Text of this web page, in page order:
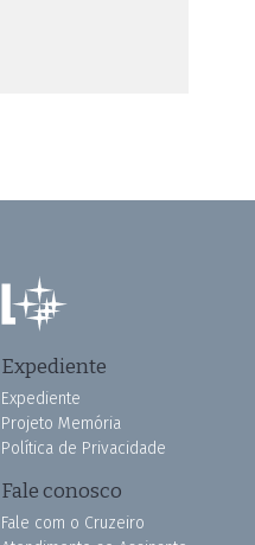
Expediente
Expediente
Projeto Memória
Política de Privacidade
Fale conosco
Fale com o Cruzeiro